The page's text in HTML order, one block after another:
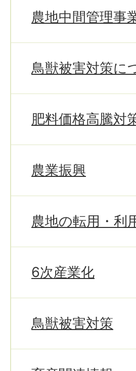
農地中間管理事
鳥獣被害対策に
肥料価格高騰対
農業振興
農地の転用・利
6次産業化
鳥獣被害対策